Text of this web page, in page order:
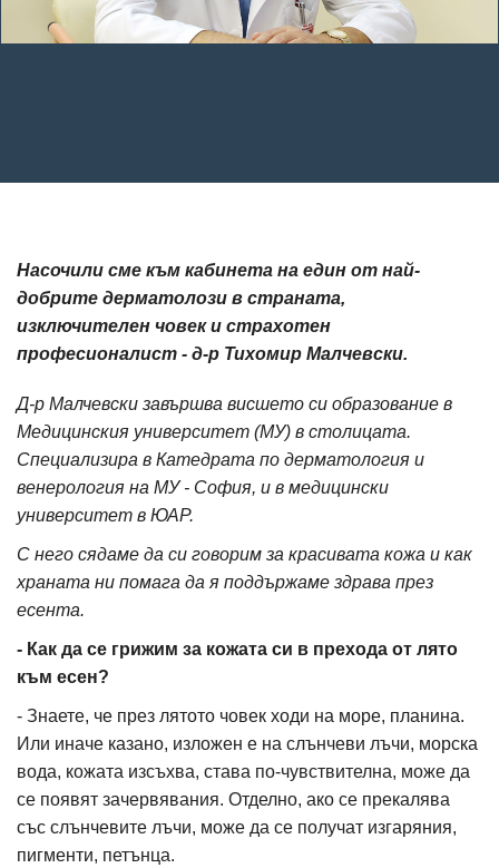
Насочили сме към кабинета на един от най-
добрите дерматолози в страната,
изключителен човек и страхотен
професионалист - д-р Тихомир Малчевски.
Д-р Малчевски завършва висшето си образование в
Медицинския университет (МУ) в столицата.
Специализира в Катедрата по дерматология и
венерология на МУ - София, и в медицински
университет в ЮАР.
С него сядаме да си говорим за красивата кожа и как
храната ни помага да я поддържаме здрава през
есента.
- Как да се грижим за кожата си в прехода от лято
към есен?
- Знаете, че през лятото човек ходи на море, планина.
Или иначе казано, изложен е на слънчеви лъчи, морска
вода, кожата изсъхва, става по-чувствителна, може да
се появят зачервявания. Отделно, ако се прекалява
със слънчевите лъчи, може да се получат изгаряния,
пигменти, петънца.